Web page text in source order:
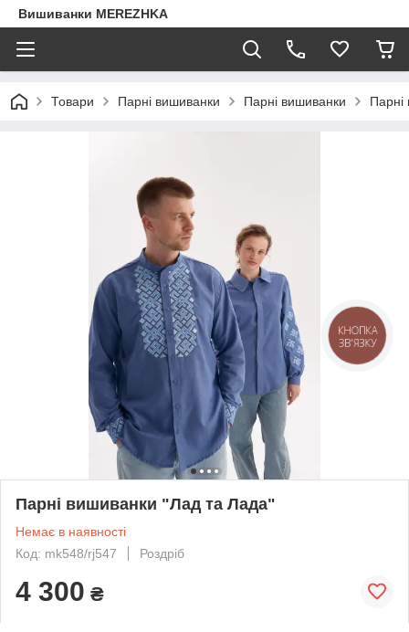
Вишиванки MEREZHKA
Товари Парні вишиванки Парні вишиванки
Парні вишиванки "Лад та Лада"
Немає в наявності
Код: mk548/rj547
Роздріб
4 300 ₴
КНОПКА
ЗВ'ЯЗКУ